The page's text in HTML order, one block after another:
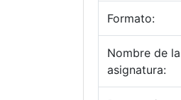
Formato:
Nombre de la
asignatura: